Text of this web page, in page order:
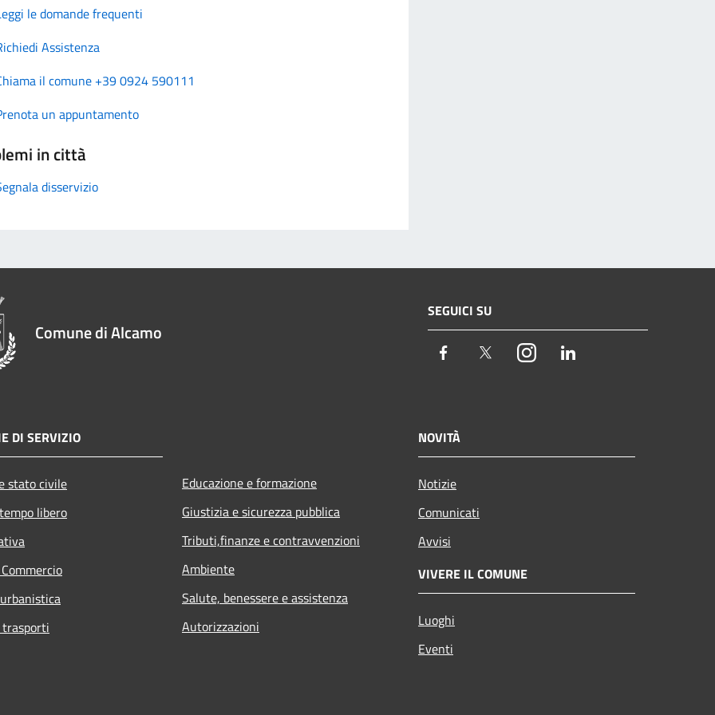
le domande frequenti
Assistenza
il comune +39 0924 590111
un appuntamento
in città
disservizio
Comune di Alcamo
SEGUICI SU
Facebook TwitterInstagram
DI SERVIZIO
stato civile
libero
Educazione e formazione
Giustizia e sicurezza pubblica
Tributi,finanze e contravvenzioni
Ambiente
Salute, benessere e assistenza
Autorizzazioni
NOVITÀ
Notizie
Comunicati
Avvisi
VIVERE IL COMUNE
Luoghi
Eventi